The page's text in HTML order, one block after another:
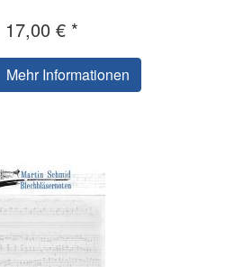
17,00 € *
Mehr Informationen